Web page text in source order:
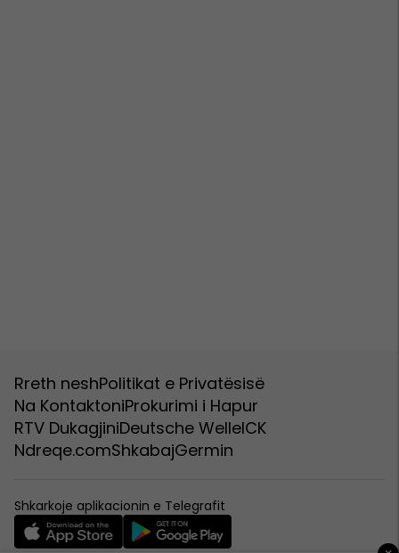
Rreth neshPolitikat e Privatësisë
Na KontaktoniProkurimi i Hapur
RTV DukagjiniDeutsche WelleICK
Ndreqe.comShkabajGermin
Shkarkoje aplikacionin e Telegrafit